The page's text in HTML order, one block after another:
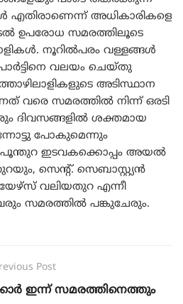
അധികാരികളെ
ഉപരോധ സമരത്തിലൂടെ
നൂറിൽപരം വള്ളങ്ങൾ
വലയം ചെയ്തു
അടിസ്ഥാന
വരെ സമരത്തിൽ നിന്ന് ഒരടി
വരും ദിവസങ്ങളിൽ ശക്തമായ
പോകുമെന്നും
പൂന്തുറ ഇടവകക്കൊപ്പം അയൽ
സെൻ്റ്. സെബാസ്റ്റ്യൻ
വലിയതുറ എന്നീ
സമരത്തിൽ പങ്കുചേരും.
Post
ഇന്ന് സമരത്തിനെത്തും